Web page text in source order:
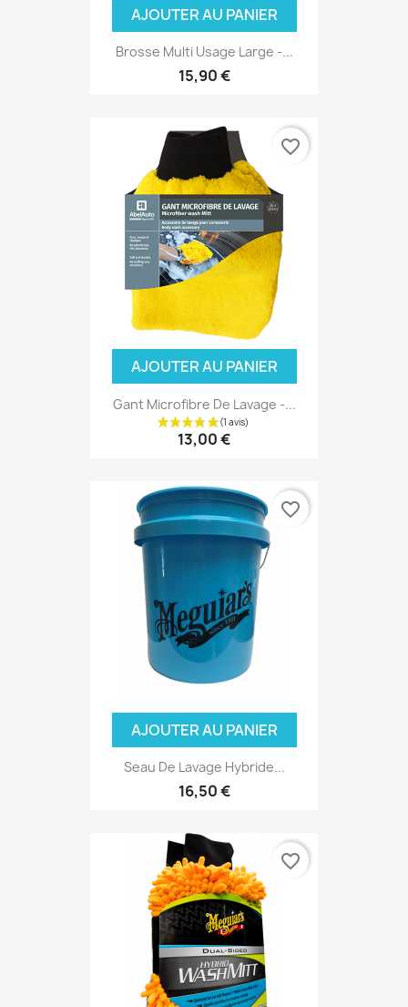
AJOUTER AU PANIER
Brosse Multi Usage Large -...
15,90 €
AJOUTER AU PANIER
Gant Microfibre De Lavage -...
13,00 €
favorite_border
AJOUTER AU PANIER
Seau De Lavage Hybride...
16,50 €
favorite_border
favorite_border